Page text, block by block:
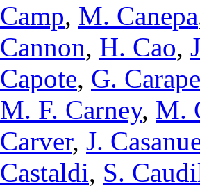
Camp, M. Canepa
Cannon, H. Cao,
Capote, G.
M. F. Carney, M.
Carver, J.
Castaldi, S.